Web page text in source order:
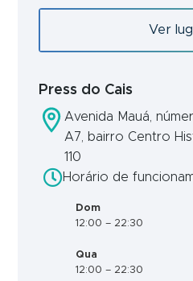
Ver
Press do Cais
Avenida Mauá,
A7, bairro Centro
110
Horário de
Dom
12:00 – 22:30
Qua
12:00 – 22:30